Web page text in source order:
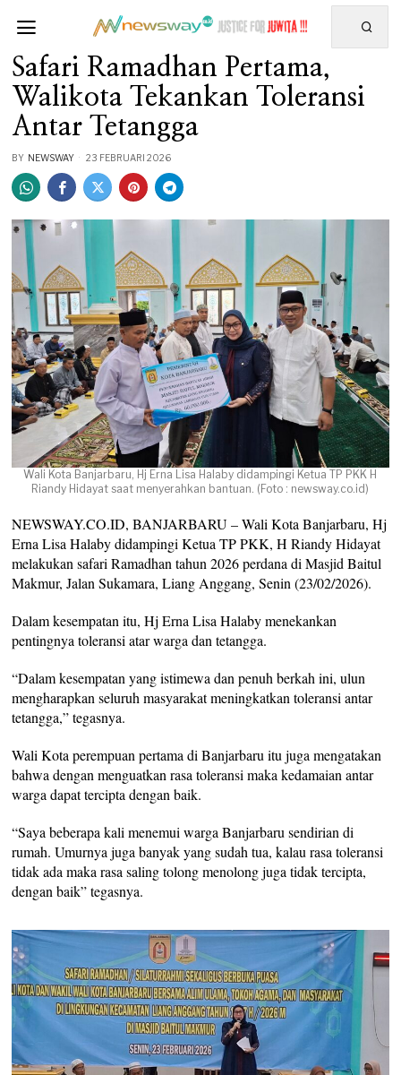
Safari Ramadhan Pertama,
Walikota Tekankan Toleransi
Antar Tetangga
BY NEWSWAY 23 FEBRUARI 2026
Wali Kota Banjarbaru, Hj Erna Lisa Halaby didampingi Ketua TP PKK H
Riandy Hidayat saat menyerahkan bantuan. (Foto : newsway.co.id)
NEWSWAY.CO.ID, BANJARBARU – Wali Kota Banjarbaru, Hj
Erna Lisa Halaby didampingi Ketua TP PKK, H Riandy Hidayat
melakukan safari Ramadhan tahun 2026 perdana di Masjid Baitul
Makmur, Jalan Sukamara, Liang Anggang, Senin (23/02/2026).
Dalam kesempatan itu, Hj Erna Lisa Halaby menekankan
pentingnya toleransi atar warga dan tetangga.
“Dalam kesempatan yang istimewa dan penuh berkah ini, ulun
mengharapkan seluruh masyarakat meningkatkan toleransi antar
tetangga,” tegasnya.
Wali Kota perempuan pertama di Banjarbaru itu juga mengatakan
bahwa dengan menguatkan rasa toleransi maka kedamaian antar
warga dapat tercipta dengan baik.
“Saya beberapa kali menemui warga Banjarbaru sendirian di
rumah. Umurnya juga banyak yang sudah tua, kalau rasa toleransi
tidak ada maka rasa saling tolong menolong juga tidak tercipta,
dengan baik” tegasnya.